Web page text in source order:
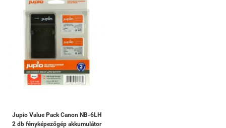
Jupio Value Pack Canon NB-6LH
2 db fényképezőgép akkumulátor